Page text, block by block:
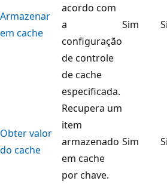
Armazenar
em cache
acordo com
a
configuração
de controle
de cache
especificada.
Sim
Obter valor
do cache
Recupera um
item
armazenado
em cache
por chave.
Sim